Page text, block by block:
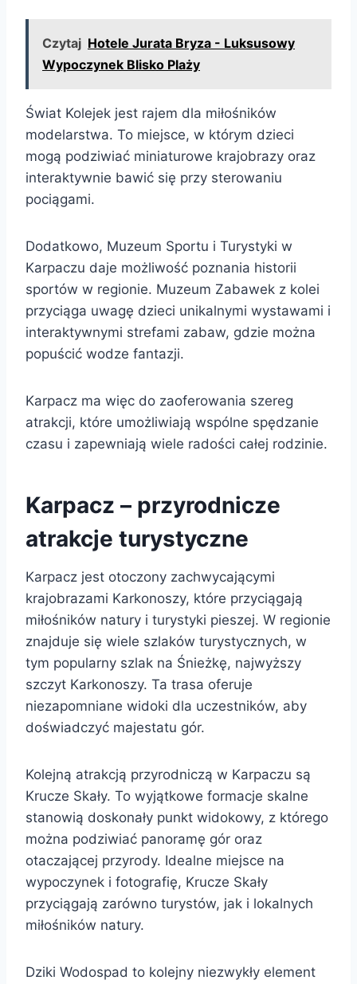
Czytaj Hotele Jurata Bryza - Luksusowy
Wypoczynek Blisko Plaży
Świat Kolejek jest rajem dla miłośników
modelarstwa. To miejsce, w którym dzieci
mogą podziwiać miniaturowe krajobrazy oraz
interaktywnie bawić się przy sterowaniu
pociągami.
Dodatkowo, Muzeum Sportu i Turystyki w
Karpaczu daje możliwość poznania historii
sportów w regionie. Muzeum Zabawek z kolei
przyciąga uwagę dzieci unikalnymi wystawami i
interaktywnymi strefami zabaw, gdzie można
popuścić wodze fantazji.
Karpacz ma więc do zaoferowania szereg
atrakcji, które umożliwiają wspólne spędzanie
czasu i zapewniają wiele radości całej rodzinie.
Karpacz – przyrodnicze
atrakcje turystyczne
Karpacz jest otoczony zachwycającymi
krajobrazami Karkonoszy, które przyciągają
miłośników natury i turystyki pieszej. W regionie
znajduje się wiele szlaków turystycznych, w
tym popularny szlak na Śnieżkę, najwyższy
szczyt Karkonoszy. Ta trasa oferuje
niezapomniane widoki dla uczestników, aby
doświadczyć majestatu gór.
Kolejną atrakcją przyrodniczą w Karpaczu są
Krucze Skały. To wyjątkowe formacje skalne
stanowią doskonały punkt widokowy, z którego
można podziwiać panoramę gór oraz
otaczającej przyrody. Idealne miejsce na
wypoczynek i fotografię, Krucze Skały
przyciągają zarówno turystów, jak i lokalnych
miłośników natury.
Dziki Wodospad to kolejny niezwykły element